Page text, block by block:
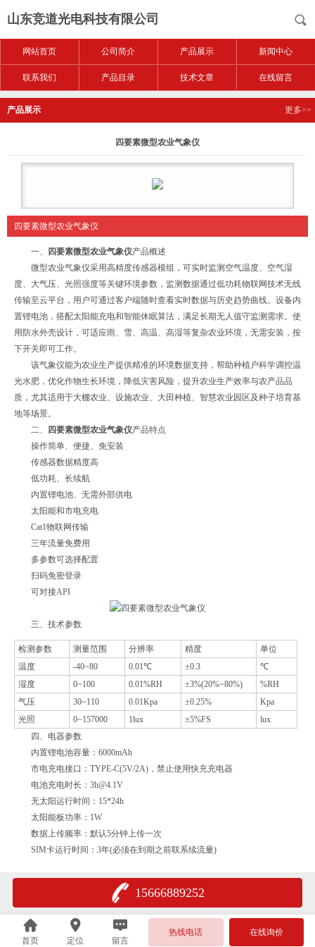
山东竞道光电科技有限公司
网站首页 公司简介 产品展示 新闻中心
联系我们 产品目录 技术文章 在线留言
产品展示 更多>>
四要素微型农业气象仪
四要素微型农业气象仪
一、 四要素微型农业气象仪产品概述
微型农业气象仪采用高精度传感器模组，可实时监测空气温度、空气湿
度、大气压、光照强度等关键环境参数，监测数据通过低功耗物联网技术无线
传输至云平台，用户可通过客户端随时查看实时数据与历史趋势曲线。设备内
置锂电池，搭配太阳能充电和智能休眠算法，满足长期无人值守监测需求。使
用防水外壳设计，可适应雨、雪、高温、高湿等复杂农业环境，无需安装，按
下开关即可工作。
该气象仪能为农业生产提供精准的环境数据支持，帮助种植户科学调控温
光水肥，优化作物生长环境，降低灾害风险，提升农业生产效率与农产品品
质，尤其适用于大棚农业、设施农业、大田种植、智慧农业园区及种子培育基
地等场景。
二、 四要素微型农业气象仪产品特点
操作简单、便捷、免安装
传感器数据精度高
低功耗、长续航
内置锂电池、无需外部供电
太阳能和市电充电
Cat1物联网传输
三年流量免费用
多参数可选择配置
扫码免密登录
可对接API
三、技术参数
检测参数 测量范围 分辨率 精度
单位
温度
-40~80 0.01℃ ±0.3
℃
湿度
0~100 0.01%RH ±3%(20%~80%)
%RH
气压
30~110 0.01Kpa ±0.25%
Kpa
光照
0~157000 1lux ±5%FS
lux
四、电器参数
内置锂电池容量：6000mAh
市电充电接口：TYPE-C(5V/2A)，禁止使用快充充电器
电池充电时长：3h@4.1V
无太阳运行时间：15*24h
太阳能板功率：1W
数据上传频率：默认5分钟上传一次
SIM卡运行时间：3年(必须在到期之前联系续流量)
15666889252
首页 定位 留言
热线电话 在线询价